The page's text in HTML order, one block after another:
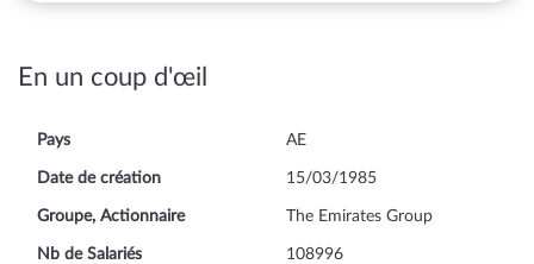
En un coup d'œil
Pays AE
Date de création 15/03/1985
Groupe, Actionnaire The Emirates Group
Nb de Salariés 108996